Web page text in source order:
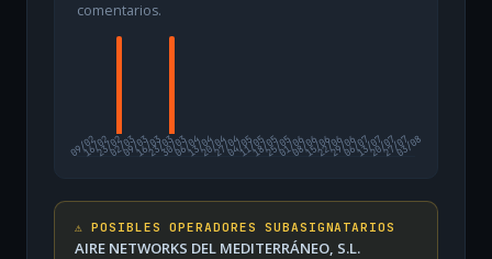
comentarios.
09/02
16/0223/0202/0309/0316/0323/0330/0306/0413/0420/0427/0404/0511/0518/0525/0501/0608/0615/0622/0629/0606/0713/0720/0727/07
03/08
⚠️ POSIBLES OPERADORES SUBASIGNATARIOS
AIRE NETWORKS DEL MEDITERRÁNEO, S.L.